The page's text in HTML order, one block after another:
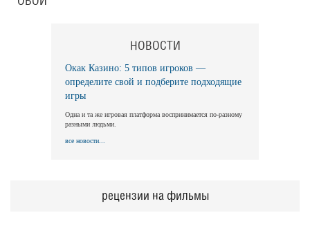
НОВОСТИ
Окак Казино: 5 типов игроков —
определите свой и подберите подходящие
игры
Одна и та же игровая платформа воспринимается по-разному
разными людьми.
все новости...
рецензии на фильмы